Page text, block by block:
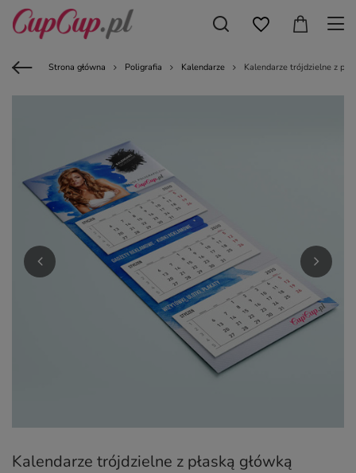
Strona główna Poligrafia Kalendarze Kalendarze trójdzielne z
Kalendarze trójdzielne z płaską główką